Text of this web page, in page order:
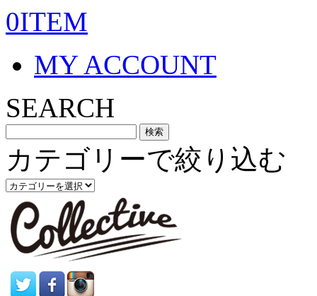
0ITEM
MY ACCOUNT
SEARCH
カテゴリーで絞り込む